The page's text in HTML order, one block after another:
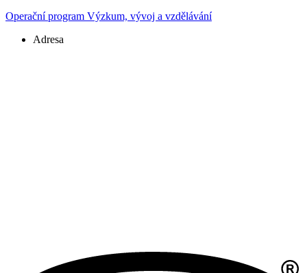
Operační program Výzkum, vývoj a vzdělávání
Adresa